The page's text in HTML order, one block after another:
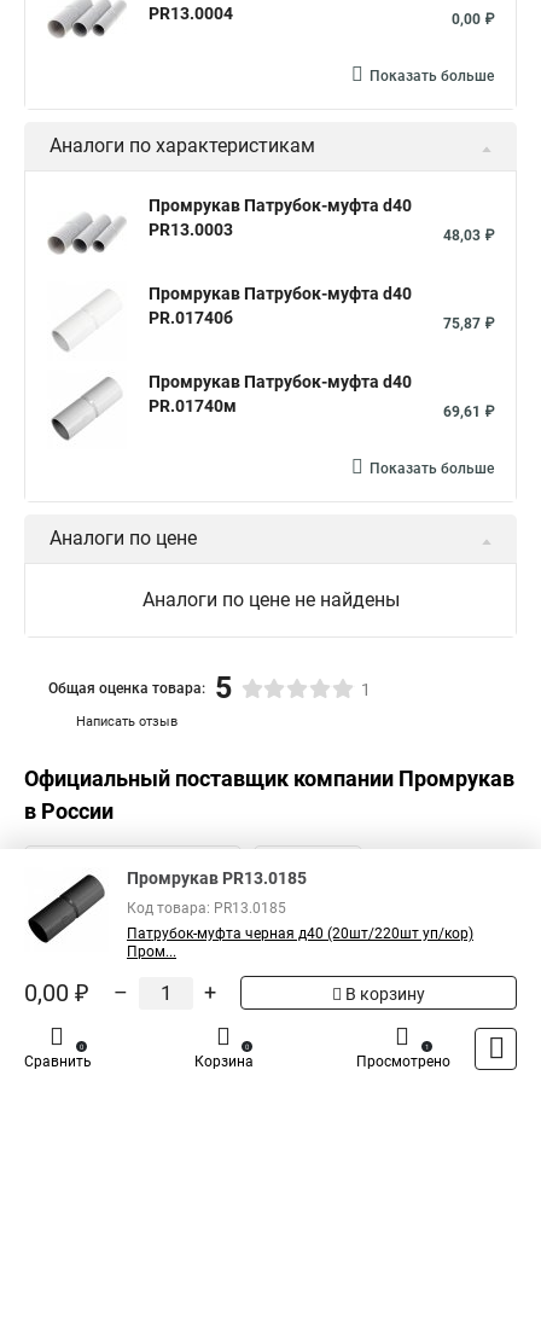
PR13.0004
0,00 ₽
Показать больше
Аналоги по характеристикам
Промрукав Патрубок-муфта d40
PR13.0003
48,03 ₽
Промрукав Патрубок-муфта d40
PR.01740б
75,87 ₽
Промрукав Патрубок-муфта d40
PR.01740м
69,61 ₽
Показать больше
Аналоги по цене
Аналоги по цене не найдены
Написать отзыв
Общая оценка товара: 5 1
Официальный поставщик компании Промрукав
в России
Промрукав PR13.0185
Код товара: PR13.0185
Патрубок-муфта черная д40 (20шт/220шт уп/кор)
Пром...
0,00 ₽ – + В корзину
Сравнить
0
Корзина
0
Просмотрено
1